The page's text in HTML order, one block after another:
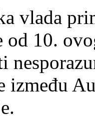
vlada
10.
između